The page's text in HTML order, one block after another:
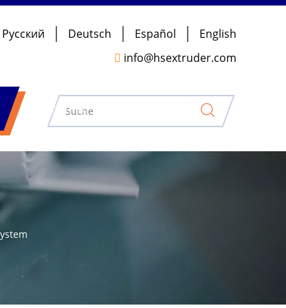
Pусский Deutsch Español English
 info@hsextruder.com
Nachrichten